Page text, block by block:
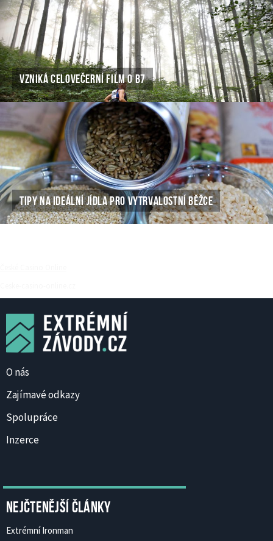
VZNIKÁ CELOVEČERNÍ FILM O B7
TIPY NA IDEÁLNÍ JÍDLA PRO VYTRVALOSTNÍ BĚŽCE
O nás
Zajímavé odkazy
Spolupráce
Inzerce
Nejčtenější články
Extrémní Ironman